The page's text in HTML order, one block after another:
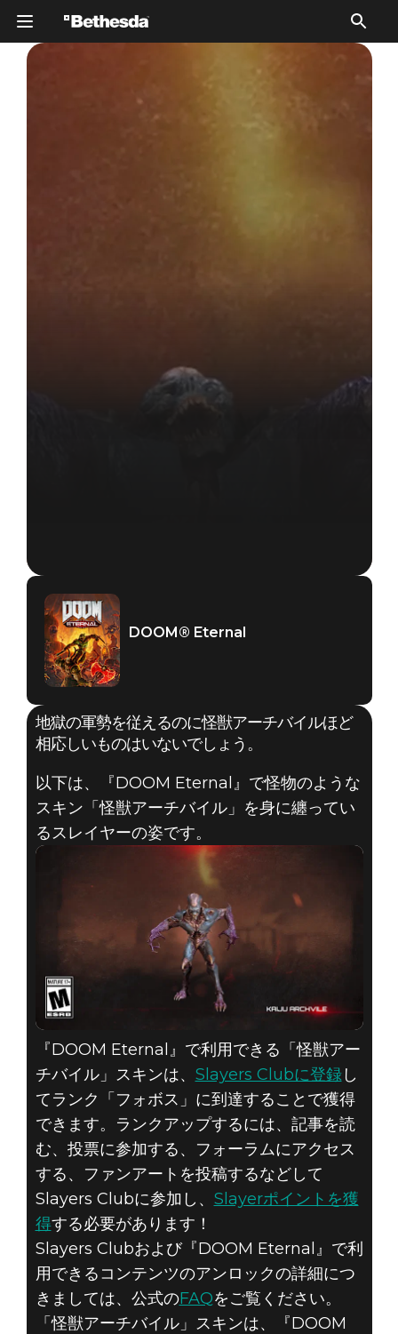
怪獣アーチバイ
ル、深淵より現
る！
DOOM® Eternal
地獄の軍勢を従えるのに怪獣アーチバイルほど
相応しいものはいないでしょう。
以下は、『DOOM Eternal』で怪物のような
スキン「怪獣アーチバイル」を身に纏ってい
るスレイヤーの姿です。
『DOOM Eternal』で利用できる「怪獣アー
チバイル」スキンは、 Slayers Clubに登録し
てランク「フォボス」に到達することで獲得
できます。ランクアップするには、記事を読
む、投票に参加する、フォーラムにアクセス
する、ファンアートを投稿するなどして
Slayers Clubに参加し、 Slayerポイントを獲
得する必要があります！
Slayers Clubおよび『DOOM Eternal』で利
用できるコンテンツのアンロックの詳細につ
きましては、公式のFAQをご覧ください。
「怪獣アーチバイル」スキンは、『DOOM